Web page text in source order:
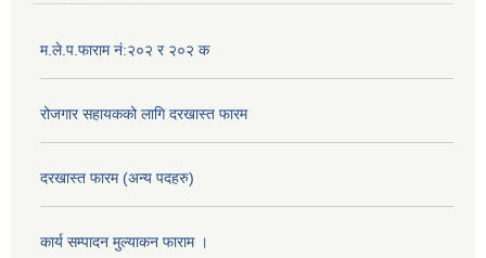
म.ले.प.फाराम नं:२०२ र २०२ क
रोजगार सहायकको लागि दरखास्त फारम
दरखास्त फारम (अन्य पदहरु)
कार्य सम्पादन मुल्याक‌न फाराम ।